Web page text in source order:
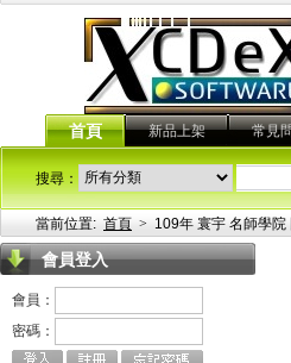
首頁 新品上架 常見
搜尋：
當前位置: 首頁 > 109年 寰宇 名師學
會員登入
會員：
密碼：